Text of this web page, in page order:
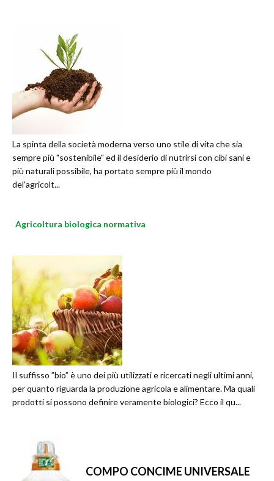
La spinta della società moderna verso uno stile di vita che sia
sempre più "sostenibile" ed il desiderio di nutrirsi con cibi sani e
più naturali possibile, ha portato sempre più il mondo
del'agricolt...
Agricoltura biologica normativa
Il suffisso ”bio” è uno dei più utilizzati e ricercati negli ultimi anni,
per quanto riguarda la produzione agricola e alimentare. Ma quali
prodotti si possono definire veramente biologici? Ecco il qu...
COMPO CONCIME UNIVERSALE